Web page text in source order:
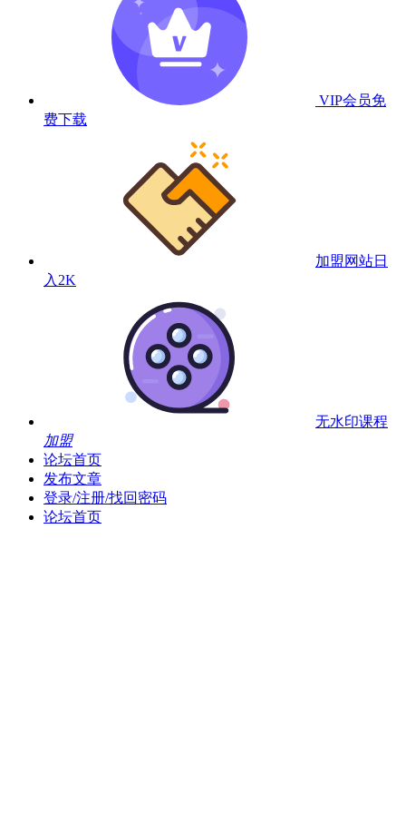
VIP会员免
费下载
加盟网站日
入2K
无水印课程
加盟
论坛首页
发布文章
登录/注册/找回密码
论坛首页